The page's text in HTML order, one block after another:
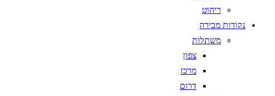
ריהוט
נקודות מכירה
משתלות
צפון
מרכז
דרום